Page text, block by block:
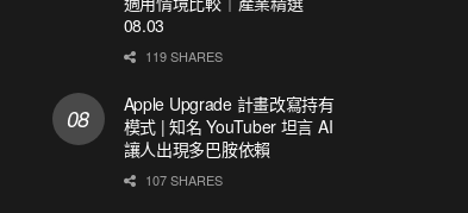
08.03
119 SHARES
Apple Upgrade 計畫改寫持有
模式 | 知名 YouTuber 坦言 AI
讓人出現多巴胺依賴
107 SHARES